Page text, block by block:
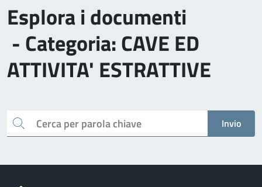
Esplora i documenti
- Categoria: CAVE ED
ATTIVITA' ESTRATTIVE
Cerca Invio